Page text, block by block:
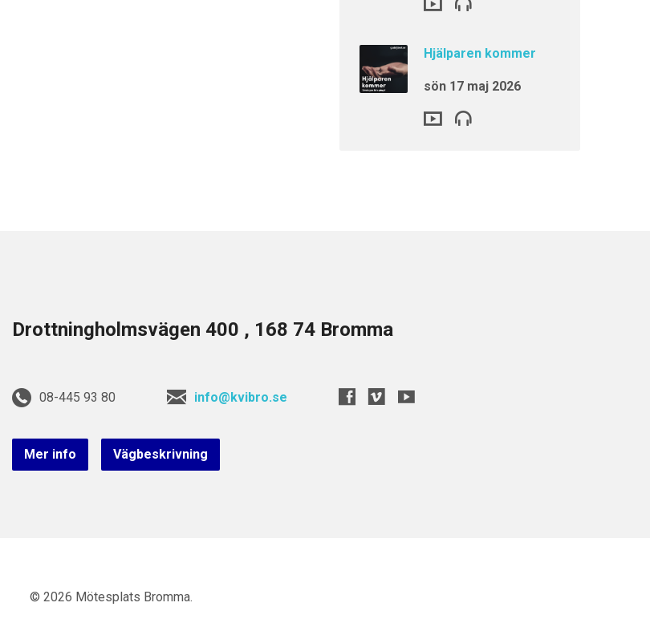
Hjälparen kommer
sön 17 maj 2026
Drottningholmsvägen 400 , 168 74 Bromma
08-445 93 80 info@kvibro.se
Mer info Vägbeskrivning
© 2026 Mötesplats Bromma.